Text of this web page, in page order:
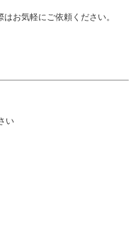
お気軽にご依頼ください。
い